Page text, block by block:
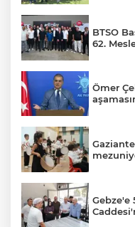
BTSO
62.
Ömer
Gebze'e